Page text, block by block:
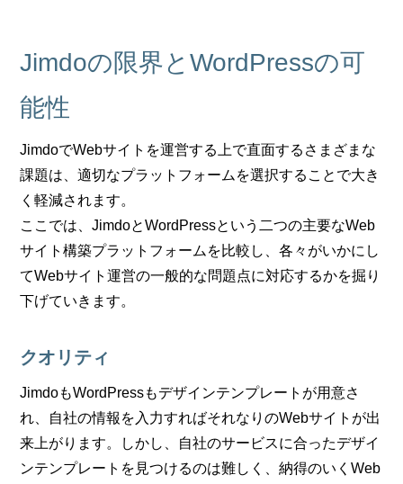
Jimdoの限界とWordPressの可
能性
JimdoでWebサイトを運営する上で直面するさまざまな
課題は、適切なプラットフォームを選択することで大き
く軽減されます。
ここでは、JimdoとWordPressという二つの主要なWeb
サイト構築プラットフォームを比較し、各々がいかにし
てWebサイト運営の一般的な問題点に対応するかを掘り
下げていきます。
クオリティ
JimdoもWordPressもデザインテンプレートが用意さ
れ、自社の情報を入力すればそれなりのWebサイトが出
来上がります。しかし、自社のサービスに合ったデザイ
ンテンプレートを見つけるのは難しく、納得のいくWeb